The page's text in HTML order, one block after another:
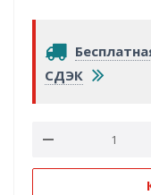
СДЭК